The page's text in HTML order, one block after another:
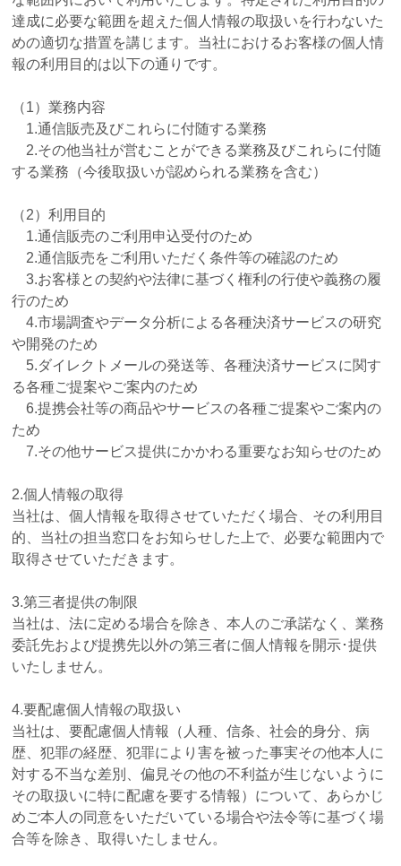
達成に必要な範囲を超えた個人情報の取扱いを行わないた
めの適切な措置を講じます。当社におけるお客様の個人情
報の利用目的は以下の通りです。
（1）業務内容
1.通信販売及びこれらに付随する業務
2.その他当社が営むことができる業務及びこれらに付随
する業務（今後取扱いが認められる業務を含む）
（2）利用目的
1.通信販売のご利用申込受付のため
2.通信販売をご利用いただく条件等の確認のため
3.お客様との契約や法律に基づく権利の行使や義務の履
行のため
4.市場調査やデータ分析による各種決済サービスの研究
や開発のため
5.ダイレクトメールの発送等、各種決済サービスに関す
る各種ご提案やご案内のため
6.提携会社等の商品やサービスの各種ご提案やご案内の
ため
7.その他サービス提供にかかわる重要なお知らせのため
2.個人情報の取得
当社は、個人情報を取得させていただく場合、その利用目
的、当社の担当窓口をお知らせした上で、必要な範囲内で
取得させていただきます。
3.第三者提供の制限
当社は、法に定める場合を除き、本人のご承諾なく、業務
委託先および提携先以外の第三者に個人情報を開示･提供
いたしません。
4.要配慮個人情報の取扱い
当社は、要配慮個人情報（人種、信条、社会的身分、病
歴、犯罪の経歴、犯罪により害を被った事実その他本人に
対する不当な差別、偏見その他の不利益が生じないように
その取扱いに特に配慮を要する情報）について、あらかじ
めご本人の同意をいただいている場合や法令等に基づく場
合等を除き、取得いたしません。